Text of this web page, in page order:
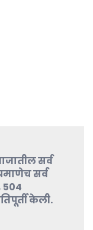
सर्व
सर्व
504
केली.